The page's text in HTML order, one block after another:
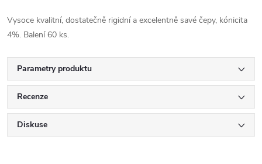
Vysoce kvalitní, dostatečně rigidní a excelentně savé čepy, kónicita
4%. Balení 60 ks.
Parametry produktu
Recenze
Diskuse